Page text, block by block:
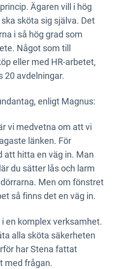
Ägaren vill i hög
sköta sig själva. Det
i så hög grad som
Något som till
eller med HR-arbetet,
20 avdelningar.
enligt Magnus:
vi medvetna om att vi
länken. För
att hitta en väg in. Man
du sätter lås och larm
Men om fönstret
så finns det en väg in.
en komplex verksamhet.
alla sköta säkerheten
har Stena fattat
med frågan.